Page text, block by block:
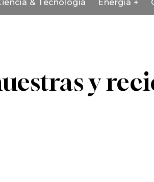
& Tecnología Energía +
y